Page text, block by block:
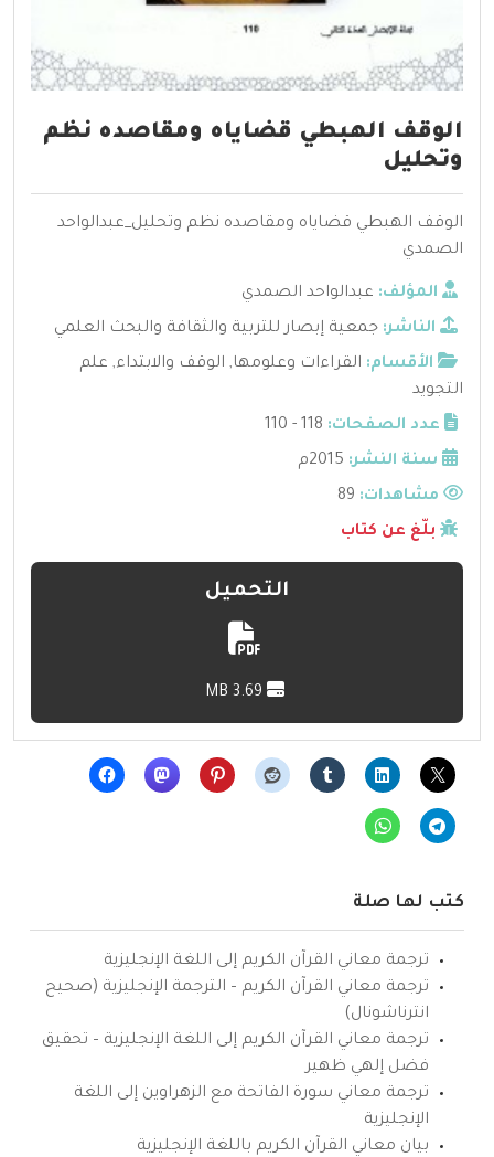
الوقف الهبطي قضاياه ومقاصده نظم
وتحليل
الوقف الهبطي قضاياه ومقاصده نظم وتحليل_عبدالواحد
الصمدي
المؤلف: عبدالواحد الصمدي
الناشر: جمعية إبصار للتربية والثقافة والبحث العلمي
الأقسام: القراءات وعلومها, الوقف والابتداء, علم
التجويد
عدد الصفحات: 118 - 110
سنة النشر: 2015م
مشاهدات:
بلّغ عن كتاب
التحميل
كتب لها صلة
ترجمة معاني القرآن الكريم إلى اللغة الإنجليزية
ترجمة معاني القرآن الكريم – الترجمة الإنجليزية (صحيح
انترناشونال)
ترجمة معاني القرآن الكريم إلى اللغة الإنجليزية – تحقيق
فضل إلهي ظهير
ترجمة معاني سورة الفاتحة مع الزهراوين إلى اللغة
الإنجليزية
بيان معاني القرآن الكريم باللغة الإنجليزية